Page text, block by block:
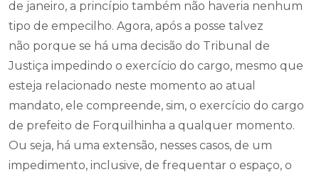
de janeiro, a princípio também não haveria nenhum
tipo de empecilho. Agora, após a posse talvez
não porque se há uma decisão do Tribunal de
Justiça impedindo o exercício do cargo, mesmo que
esteja relacionado neste momento ao atual
mandato, ele compreende, sim, o exercício do cargo
de prefeito de Forquilhinha a qualquer momento.
Ou seja, há uma extensão, nesses casos, de um
impedimento, inclusive, de frequentar o espaço, o